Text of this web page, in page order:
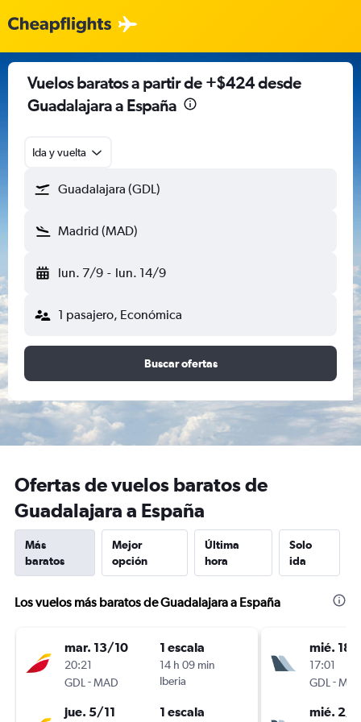
Vuelos baratos a partir de +$424 desde
Guadalajara a España
Ida y vuelta
Guadalajara (GDL)
Madrid (MAD)
lun. 7/9 - lun. 14/9
1 pasajero, Económica
Buscar ofertas
Ofertas de vuelos baratos de
Guadalajara a España
Más
baratos
Mejor
opción
Última
hora
Solo
ida
Los vuelos más baratos de Guadalajara a España
mar. 13/10
20:21
GDL -MAD
1 escala
14 h 09 min
Iberia
jue. 5/11 1 escala
mié. 18/
17:01
GDL -
mié. 2/